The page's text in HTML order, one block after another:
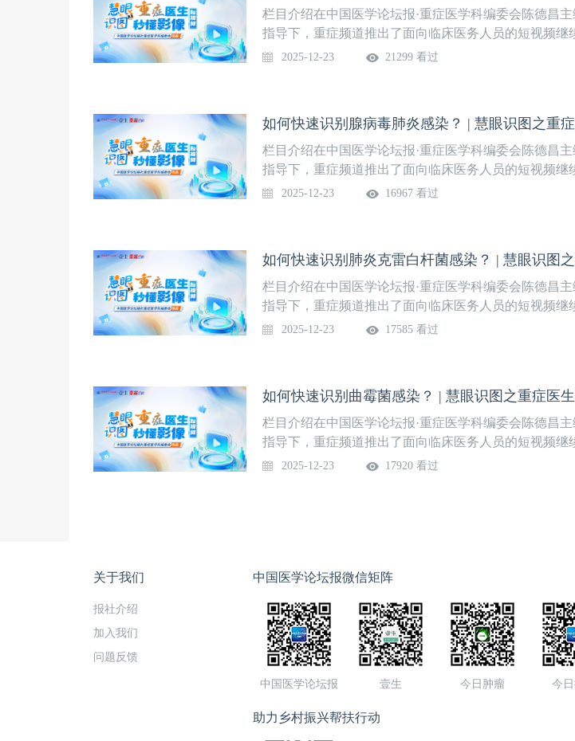
线时间12月23日（周二）授课专家孙文青 主任医师山
症医学科课程安排
栏目介绍在中国医学论坛报·重症医学科编委会陈德昌
指导下，重症频道推出了面向临床医务人员的短视频继
堂】，话题涵盖脱机困难、重症壹生秒懂影像、重症感
速识别方法，内容共6讲，欢迎关注。本期内容如何快
炎？上线时间12月23日（周二）授课专家孙文青 主任
中心重症医学科课程安排
2025-12-23 21299 看过
如何快速识别腺病毒肺炎感染？ | 慧眼识图之重
栏目介绍在中国医学论坛报·重症医学科编委会陈德昌
指导下，重症频道推出了面向临床医务人员的短视频继
堂】，话题涵盖脱机困难、重症壹生秒懂影像、重症感
速识别方法，内容共6讲，欢迎关注。本期内容如何快
上线时间12月23日（周二）授课专家孙文青 主任医师
重症医学科课程安排
2025-12-23 16967 看过
如何快速识别肺炎克雷白杆菌感染？ | 慧眼识图
栏目介绍在中国医学论坛报·重症医学科编委会陈德昌
指导下，重症频道推出了面向临床医务人员的短视频继
堂】，话题涵盖脱机困难、重症壹生秒懂影像、重症感
速识别方法，内容共6讲，欢迎关注。本期内容如何快
染？上线时间12月23日（周二）授课专家孙文青 主任
中心重症医学科课程安排
2025-12-23 17585 看过
如何快速识别曲霉菌感染？ | 慧眼识图之重症医
栏目介绍在中国医学论坛报·重症医学科编委会陈德昌
指导下，重症频道推出了面向临床医务人员的短视频继
堂】，话题涵盖脱机困难、重症壹生秒懂影像、重症感
医学科课程安排
2025-12-23 17920 看过
关于我们
报社介绍
加入我们
问题反馈
中国医学论坛报微信矩阵
中国医学论坛报 壹生 今日肿瘤 今
助力乡村振兴帮扶行动